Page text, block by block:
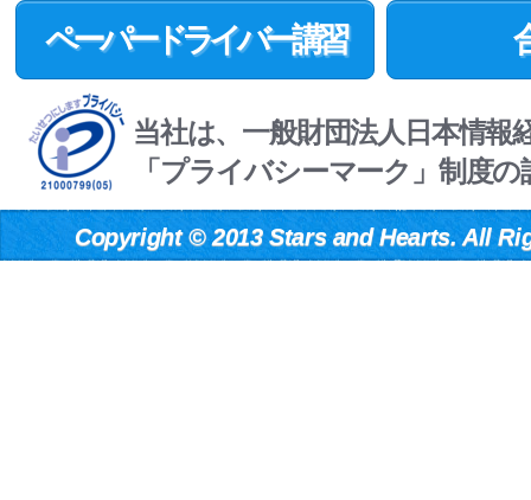
ペーパードライバー講習
当社は、一般財団法人日本情報
「プライバシーマーク」制度
Copyright©2013 Stars and Hearts. All